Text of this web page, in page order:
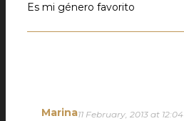
Es mi género favorito
Marina11 February, 2013 at 12:04